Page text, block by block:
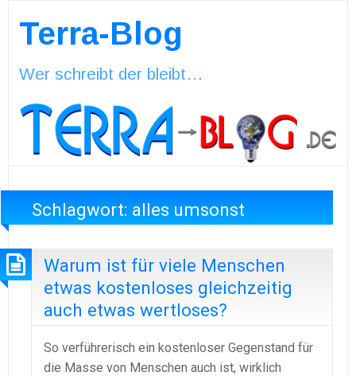
Terra-Blog
Wer schreibt der bleibt…
Schlagwort: alles umsonst
Warum ist für viele Menschen
etwas kostenloses gleichzeitig
auch etwas wertloses?
So verführerisch ein kostenloser Gegenstand für
die Masse von Menschen auch ist, wirklich